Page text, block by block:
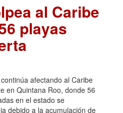
al Caribe
playas
afectando al Caribe
en Quintana Roo, donde 56
en el estado se
debido a la acumulación de